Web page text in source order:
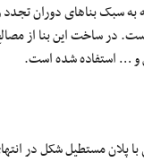
سبک بناهای دوران تجدد
در ساخت این بنا از
و … استفاده شده است.
با پلان مستطیل شکل در